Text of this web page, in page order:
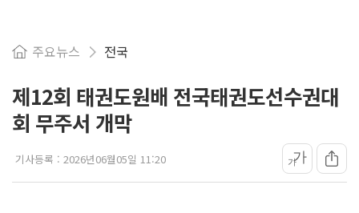
주요뉴스 전국
제12회 태권도원배 전국태권도선수권대
회 무주서 개막
기사등록 : 2026년06월05일 11:20 가가